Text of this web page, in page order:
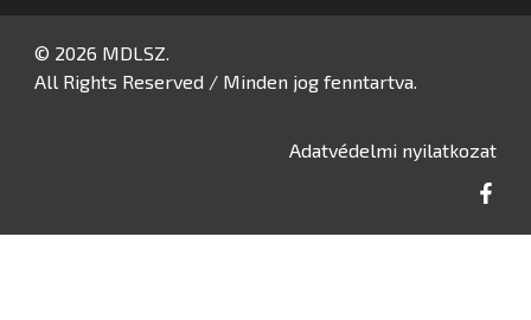
© 2026 MDLSZ.
All Rights Reserved / Minden jog fenntartva.
Adatvédelmi nyilatkozat